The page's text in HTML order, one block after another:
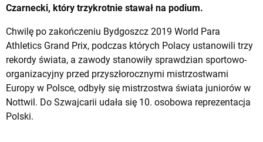
Czarnecki, który trzykrotnie stawał na podium.
Chwilę po zakończeniu Bydgoszcz 2019 World Para
Athletics Grand Prix, podczas których Polacy ustanowili trzy
rekordy świata, a zawody stanowiły sprawdzian sportowo-
organizacyjny przed przyszłorocznymi mistrzostwami
Europy w Polsce, odbyły się mistrzostwa świata juniorów w
Nottwil. Do Szwajcarii udała się 10. osobowa reprezentacja
Polski.